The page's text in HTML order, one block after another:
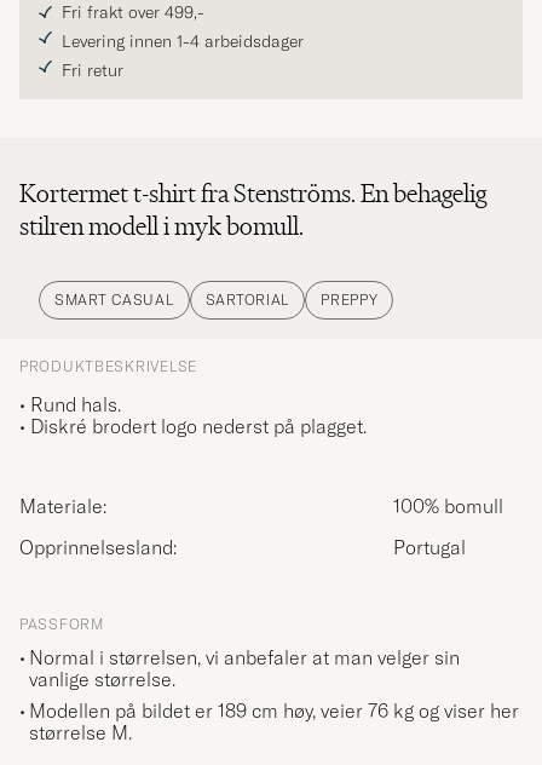
Fri frakt over 499,-
Levering innen 1-4 arbeidsdager
Fri retur
Kortermet t-shirt fra Stenströms. En behagelig
stilren modell i myk bomull.
SMART CASUAL SARTORIAL PREPPY
PRODUKTBESKRIVELSE
• Rund hals.
• Diskré brodert logo nederst på plagget.
Materiale:
100% bomull
Opprinnelsesland:
Portugal
PASSFORM
Normal i størrelsen, vi anbefaler at man velger sin
vanlige størrelse.
Modellen på bildet er 189 cm høy, veier 76 kg og viser her
størrelse M.